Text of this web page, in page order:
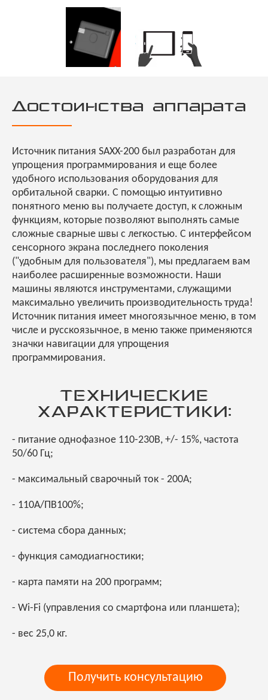
Достоинства аппарата
Источник питания SAXX-200 был разработан для
упрощения программирования и еще более
удобного использования оборудования для
орбитальной сварки. С помощью интуитивно
понятного меню вы получаете доступ, к сложным
функциям, которые позволяют выполнять самые
сложные сварные швы с легкостью. С интерфейсом
сенсорного экрана последнего поколения
("удобным для пользователя"), мы предлагаем вам
наиболее расширенные возможности. Наши
машины являются инструментами, служащими
максимально увеличить производительность труда!
Источник питания имеет многоязычное меню, в том
числе и русскоязычное, в меню также применяются
значки навигации для упрощения
программирования.
ТЕХНИЧЕСКИЕ
ХАРАКТЕРИСТИКИ:
- питание однофазное 110-230В, +/- 15%, частота
50/60 Гц;
- максимальный сварочный ток - 200А;
- 110А/ПВ100%;
- система сбора данных;
- функция самодиагностики;
- карта памяти на 200 программ;
- Wi-Fi (управления со смартфона или планшета);
- вес 25,0 кг.
Получить консультацию